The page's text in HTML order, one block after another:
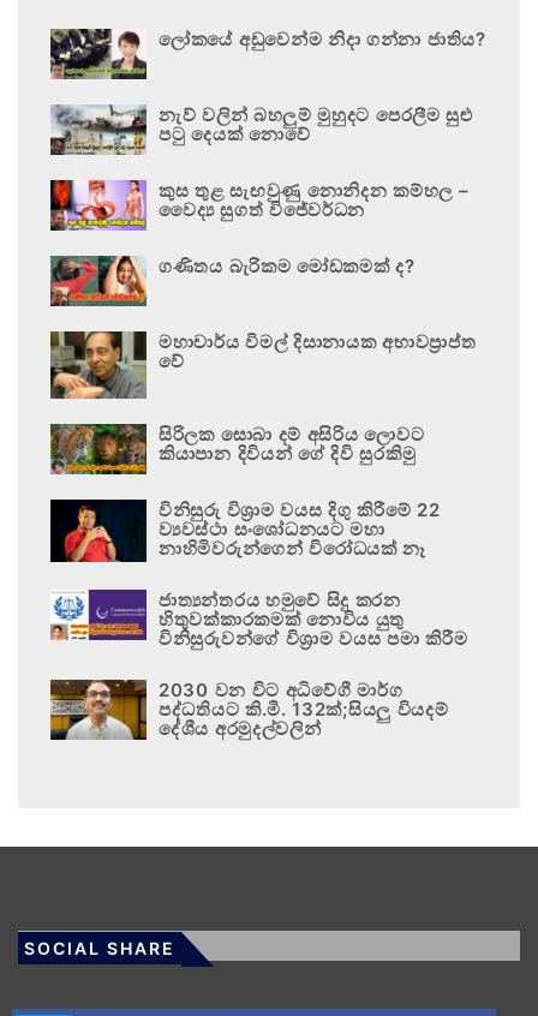
ලෝකයේ අඩුවෙන්ම නිදා ගන්නා ජාතිය?
නැව් වලින් බහලුම් මුහුදට පෙරලීම සුළු
පටු දෙයක් නොවේ
කුස තුළ සැඟවුණු නොනිදන කම්හල –
වෛද්‍ය සුගත් විජේවර්ධන
ගණිතය බැරිකම මෝඩකමක් ද?
මහාචාර්ය විමල් දිසානායක අභාවප්‍රාප්ත
වේ
සිරිලක සොබා දම් අසිරිය ලොවට
කියාපාන දිවියන් ගේ දිවි සුරකිමු
විනිසුරු විශ්‍රාම වයස දිගු කිරීමේ 22
ව්‍යවස්ථා සංශෝධනයට මහා
නාහිමිවරුන්ගෙන් විරෝධයක් නෑ
ජාත්‍යන්තරය හමුවේ සිදු කරන
හිතුවක්කාරකමක් නොවිය යුතු
විනිසුරුවන්ගේ විශ්‍රාම වයස පමා කිරීම
2030 වන විට අධිවේගී මාර්ග
පද්ධතියට කි.මී. 132ක්;සියලු වියදම්
දේශීය අරමුදල්වලින්
SOCIAL SHARE